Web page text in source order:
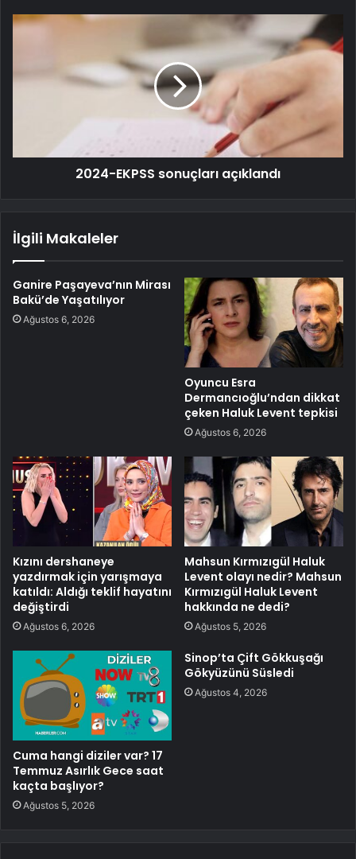
2024-EKPSS sonuçları açıklandı
İlgili Makaleler
Ganire Paşayeva’nın Mirası
Bakü’de Yaşatılıyor
Ağustos 6, 2026
Oyuncu Esra
Dermancıoğlu’ndan dikkat
çeken Haluk Levent tepkisi
Ağustos 6, 2026
Kızını dershaneye
yazdırmak için yarışmaya
katıldı: Aldığı teklif hayatını
değiştirdi
Ağustos 6, 2026
Mahsun Kırmızıgül Haluk
Levent olayı nedir? Mahsun
Kırmızıgül Haluk Levent
hakkında ne dedi?
Ağustos 5, 2026
Cuma hangi diziler var? 17
Temmuz Asırlık Gece saat
kaçta başlıyor?
Ağustos 5, 2026
Sinop’ta Çift Gökkuşağı
Gökyüzünü Süsledi
Ağustos 4, 2026